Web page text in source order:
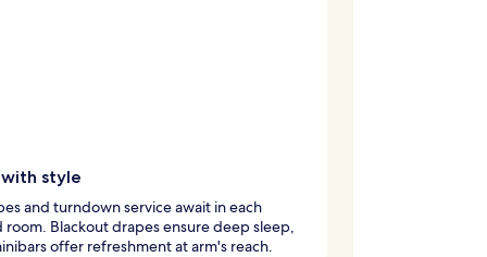
style
and turndown service await in each
room. Blackout drapes ensure deep sleep,
offer refreshment at arm's reach.